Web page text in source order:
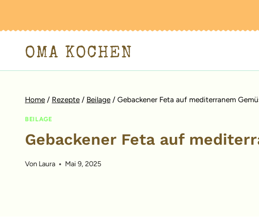
OMA KOCHEN
Home / Rezepte / Beilage / Gebackener Feta auf mediterranem
BEILAGE
Gebackener Feta auf
Von Laura Mai 9, 2025